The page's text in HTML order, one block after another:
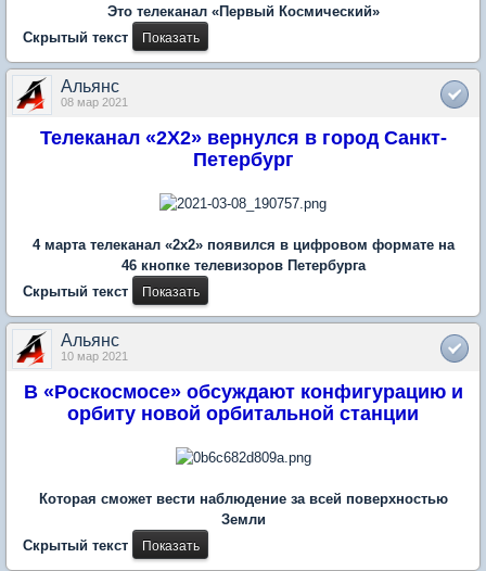
Это телеканал «Первый Космический»
Скрытый текст
Альянс
08 мар 2021
Телеканал «2Х2» вернулся в город Санкт-
Петербург
4 марта телеканал «2х2» появился в цифровом формате на
46 кнопке телевизоров Петербурга
Скрытый текст
Альянс
10 мар 2021
В «Роскосмосе» обсуждают конфигурацию и
орбиту новой орбитальной станции
Которая сможет вести наблюдение за всей поверхностью
Земли
Скрытый текст